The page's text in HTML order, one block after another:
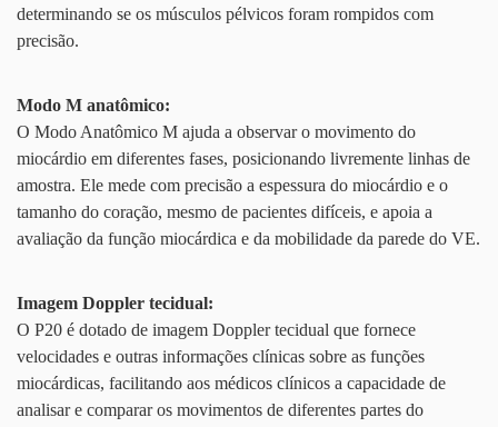
determinando se os músculos pélvicos foram rompidos com
precisão.
Modo M anatômico:
O Modo Anatômico M ajuda a observar o movimento do
miocárdio em diferentes fases, posicionando livremente linhas de
amostra. Ele mede com precisão a espessura do miocárdio e o
tamanho do coração, mesmo de pacientes difíceis, e apoia a
avaliação da função miocárdica e da mobilidade da parede do VE.
Imagem Doppler tecidual:
O P20 é dotado de imagem Doppler tecidual que fornece
velocidades e outras informações clínicas sobre as funções
miocárdicas, facilitando aos médicos clínicos a capacidade de
analisar e comparar os movimentos de diferentes partes do